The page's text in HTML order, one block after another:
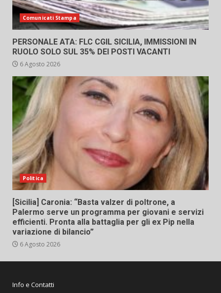
Comunicati Stampa
PERSONALE ATA: FLC CGIL SICILIA, IMMISSIONI IN
RUOLO SOLO SUL 35% DEI POSTI VACANTI
6 Agosto 2026
Politica
[Sicilia] Caronia: “Basta valzer di poltrone, a
Palermo serve un programma per giovani e servizi
efficienti. Pronta alla battaglia per gli ex Pip nella
variazione di bilancio”
6 Agosto 2026
Info e Contatti